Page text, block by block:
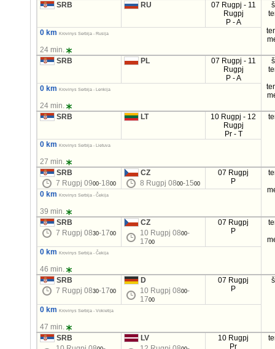
SRB
RU
07 Rugpj - 11
Rugpj
P - A
0 km Krovinys Serbija - Rusija
24 min.
SRB
PL
07 Rugpj - 11
Rugpj
P - A
0 km Krovinys Serbija - Lenkija
24 min.
SRB
LT
10 Rugpj - 12
Rugpj
Pr - T
0 km Krovinys Serbija - Lietuva
27 min.
SRB
7 Rugpj 0900-1800
CZ
8 Rugpj 0800-1500
07 Rugpj
P
0 km Krovinys Serbija - Čekija
39 min.
SRB
7 Rugpj 0830-1700
CZ
10 Rugpj 0800-
1700
07 Rugpj
P
0 km
Krovinys Serbija - Čekija
46 min.
SRB
7 Rugpj 0830-1700
D
10 Rugpj 0800-
1700
07 Rugpj
P
0 km Krovinys Serbija - Vokietija
47 min.
SRB
LV
10 Rugpj
Pr